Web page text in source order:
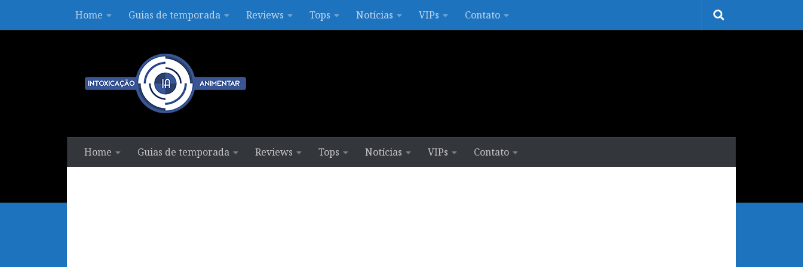
Skip to contentHome Guias de temporada Reviews Tops Notícias VIPs Contato
Home Guias de temporada Reviews Tops Notícias VIPs Contato